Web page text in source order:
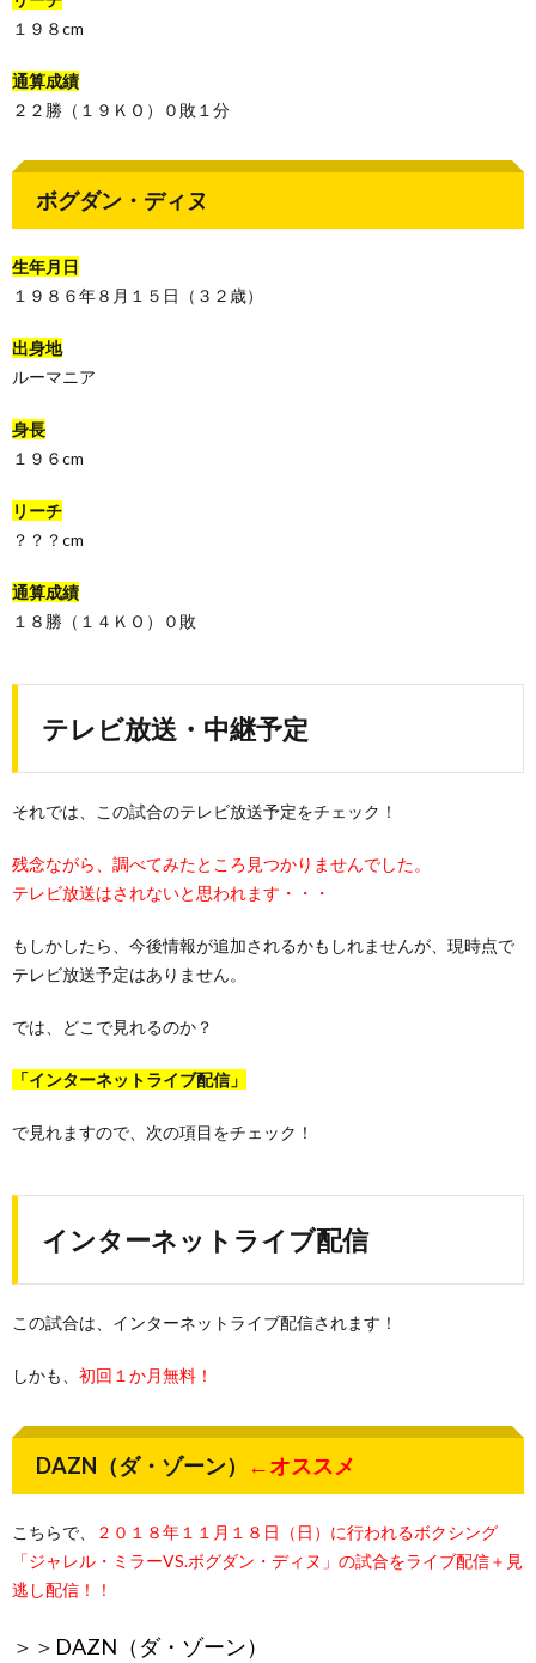
１９８cm
通算成績
２２勝（１９ＫＯ）０敗１分
ボグダン・ディヌ
生年月日
１９８６年８月１５日（３２歳）
出身地
ルーマニア
身長
１９６cm
リーチ
？？？cm
通算成績
１８勝（１４ＫＯ）０敗
テレビ放送・中継予定
それでは、この試合のテレビ放送予定をチェック！
残念ながら、調べてみたところ見つかりませんでした。
テレビ放送はされないと思われます・・・
もしかしたら、今後情報が追加されるかもしれませんが、現時点で
テレビ放送予定はありません。
では、どこで見れるのか？
「インターネットライブ配信」
で見れますので、次の項目をチェック！
インターネットライブ配信
この試合は、インターネットライブ配信されます！
しかも、 初回１か月無料！
DAZN（ダ・ゾーン） ←オススメ
こちらで、
２０１８年１１月１８日（日）に行われるボクシング
「ジャレル・ミラーVS.ボグダン・ディヌ」の試合をライブ配信＋見
逃し配信！！
＞＞ DAZN（ダ・ゾーン）